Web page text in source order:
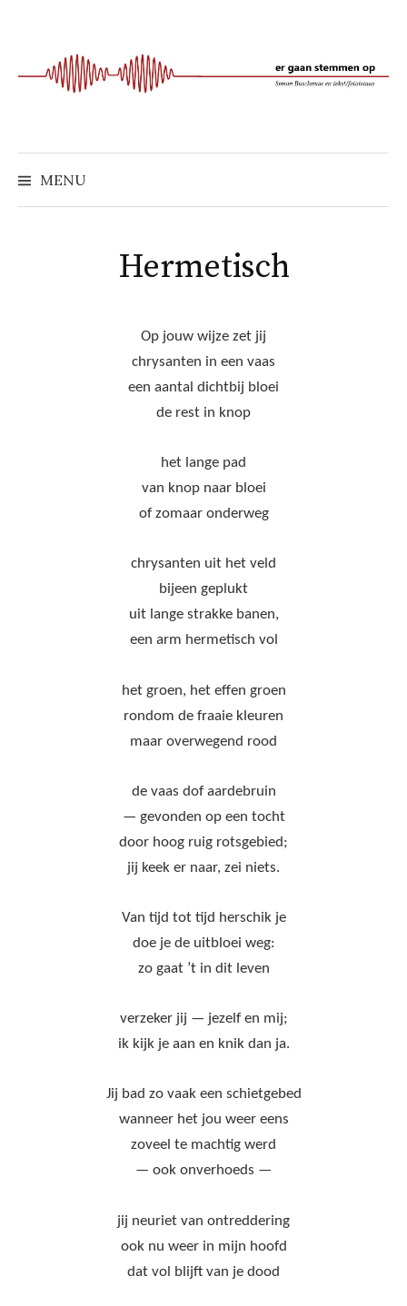
springen
MENU
Hermetisch
Op jouw wijze zet jij
chrysanten in een vaas
een aantal dichtbij bloei
de rest in knop
het lange pad
van knop naar bloei
of zomaar onderweg
chrysanten uit het veld
bijeen geplukt
uit lange strakke banen,
een arm hermetisch vol
het groen, het effen groen
rondom de fraaie kleuren
maar overwegend rood
de vaas dof aardebruin
— gevonden op een tocht
door hoog ruig rotsgebied;
jij keek er naar, zei niets.
Van tijd tot tijd herschik je
doe je de uitbloei weg:
zo gaat ’t in dit leven
verzeker jij — jezelf en mij;
ik kijk je aan en knik dan ja.
Jij bad zo vaak een schietgebed
wanneer het jou weer eens
zoveel te machtig werd
— ook onverhoeds —
jij neuriet van ontreddering
ook nu weer in mijn hoofd
dat vol blijft van je dood